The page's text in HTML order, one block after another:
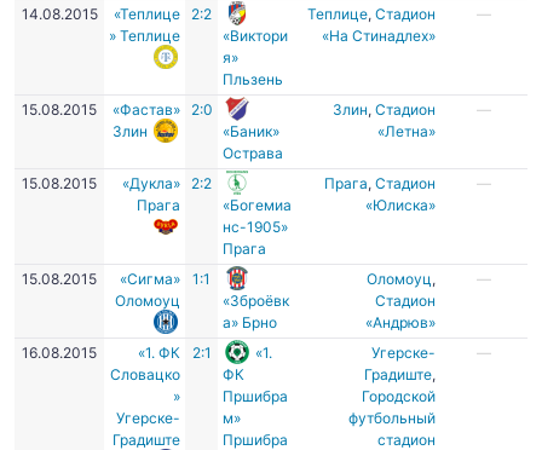
14.08.2015
«Теплице
» Теплице
2:2
«Виктори
я»
Пльзень
Теплице,Стадион
«На Стинадлех»
—
15.08.2015
«Фастав»
Злин
2:0
«Баник»
Острава
Злин,Cтадион
«Летна»
—
15.08.2015
«Дукла»
Прага
2:2
«Богемиа
нс-1905»
Прага
Прага,Стадион
«Юлиска»
—
15.08.2015
«Сигма»
Оломоуц
1:1
«Зброёвк
а» Брно
Оломоуц ,
Стадион
«Андрюв»
—
16.08.2015
«1. ФК
Словацко
»
Угерске-
Градиште
2:1
«1.
ФК
Пршибра
м»
Пршибра
Угерске-
Градиште,
Городской
футбольный
стадион
—